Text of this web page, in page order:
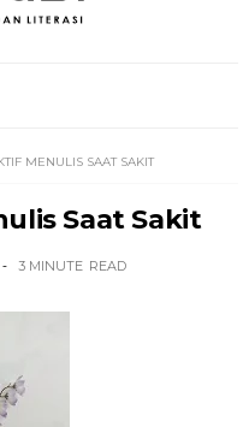
MENULIS SAAT SAKIT
Saat Sakit
3 MINUTE READ